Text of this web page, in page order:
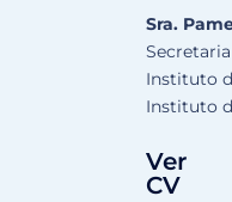
Sra.
Secretaria
Instituto
Instituto
Ver
CV